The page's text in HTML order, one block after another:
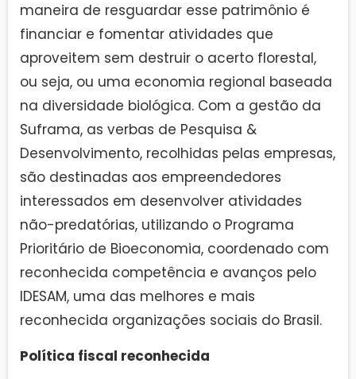
maneira de resguardar esse patrimônio é
financiar e fomentar atividades que
aproveitem sem destruir o acerto florestal,
ou seja, ou uma economia regional baseada
na diversidade biológica. Com a gestão da
Suframa, as verbas de Pesquisa &
Desenvolvimento, recolhidas pelas empresas,
são destinadas aos empreendedores
interessados em desenvolver atividades
não-predatórias, utilizando o Programa
Prioritário de Bioeconomia, coordenado com
reconhecida competência e avanços pelo
IDESAM, uma das melhores e mais
reconhecida organizações sociais do Brasil.
Política fiscal reconhecida